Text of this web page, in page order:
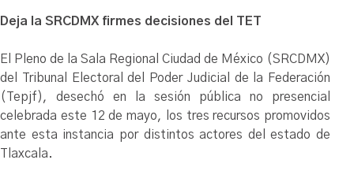
Deja la SRCDMX firmes decisiones del TET
El Pleno de la Sala Regional Ciudad de México (SRCDMX)
del Tribunal Electoral del Poder Judicial de la Federación
(Tepjf), desechó en la sesión pública no presencial
celebrada este 12 de mayo, los tres recursos promovidos
ante esta instancia por distintos actores del estado de
Tlaxcala.